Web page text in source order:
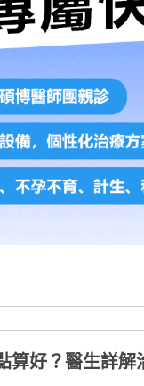
算好？醫生詳